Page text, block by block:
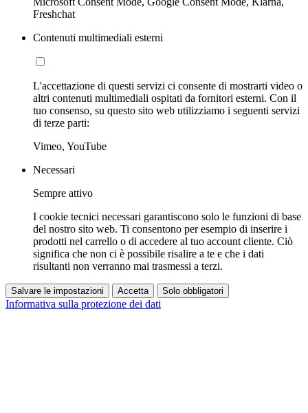
Freshchat
Contenuti multimediali esterni
L'accettazione di questi servizi ci consente di mostrarti video o
altri contenuti multimediali ospitati da fornitori esterni. Con il
tuo consenso, su questo sito web utilizziamo i seguenti servizi
di terze parti:
Vimeo, YouTube
Necessari
Sempre attivo
I cookie tecnici necessari garantiscono solo le funzioni di base
del nostro sito web. Ti consentono per esempio di inserire i
prodotti nel carrello o di accedere al tuo account cliente. Ciò
significa che non ci è possibile risalire a te e che i dati
risultanti non verranno mai trasmessi a terzi.
Salvare le impostazioni Accetta Solo obbligatori
Informativa sulla protezione dei dati